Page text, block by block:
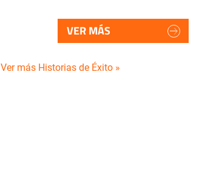
VER MÁS
Ver más Historias de Éxito »